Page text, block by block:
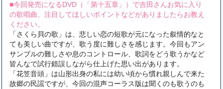
■今回発売になるDVD（「第十五章」）で吉田さんお気に入り
の歌唱曲、注目してほしいポイントなどがありましたらお教え
ください。
「さくら貝の歌」は、悲しい恋の短歌が元になった叙情的なと
ても美しい曲ですが、歌う度に難しさを感じます。今回もアン
サンブルの難しさや息のコントロール、歌詞をどう歌うかなど
皆んなで試行錯誤しながら仕上げた思い出があります。
「花笠音頭」は山形出身の私には幼い頃から慣れ親しんで来た
故郷の民謡ですが、今回の混声コーラス版は聞くのも歌うのも